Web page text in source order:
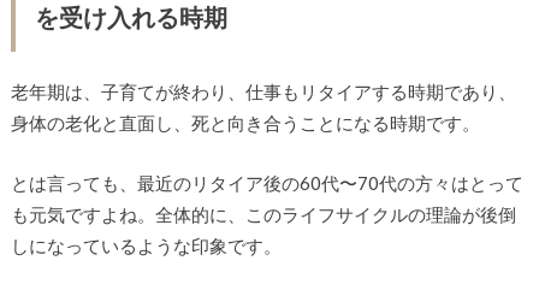
を受け入れる時期
老年期は、子育てが終わり、仕事もリタイアする時期であり、
身体の老化と直面し、死と向き合うことになる時期です。
とは言っても、最近のリタイア後の60代〜70代の方々はとって
も元気ですよね。全体的に、このライフサイクルの理論が後倒
しになっているような印象です。